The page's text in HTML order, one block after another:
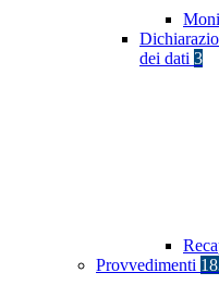
dei dati 3
Provvedimenti